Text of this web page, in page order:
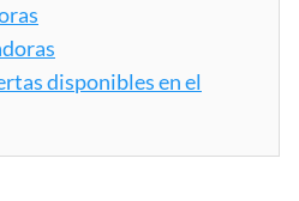
disponibles en el